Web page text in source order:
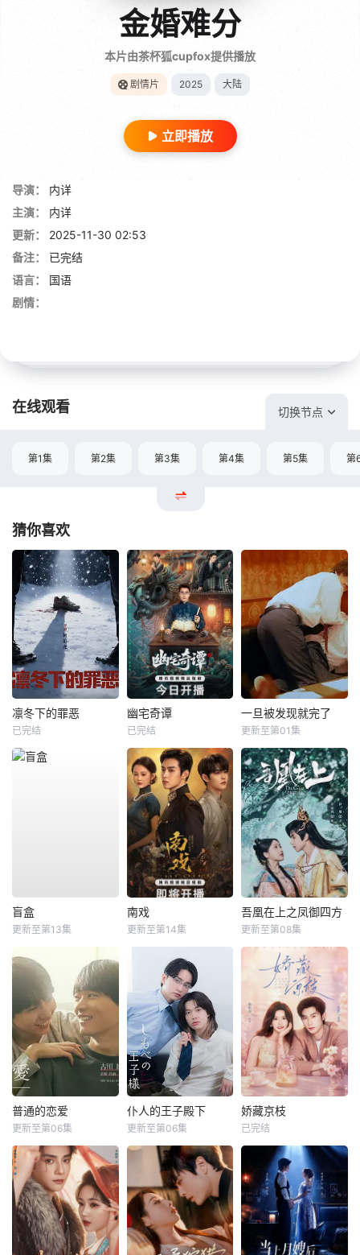
金婚难分
本片由茶杯狐cupfox提供播放
剧情片 2025 大陆
立即播放
导演：
内详
主演：
内详
更新：
2025-11-30 02:53
备注：
已完结
语言：
国语
剧情：
在线观看 切换节点
第1集 第2集 第3集 第4集 第5集 第
猜你喜欢
凛冬下的罪恶
已完结
幽宅奇谭
已完结
一旦被发现就完了
更新至第01集
盲盒
更新至第13集
南戏
更新至第14集
吾凰在上之凤御四方
更新至第08集
普通的恋爱
更新至第06集
仆人的王子殿下
更新至第06集
娇藏京枝
已完结